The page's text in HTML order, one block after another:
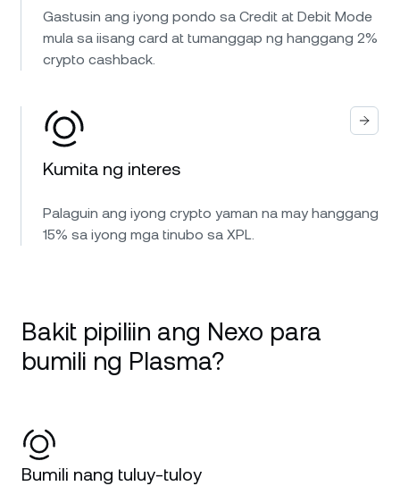
Gastusin ang iyong pondo sa Credit at Debit Mode
mula sa iisang card at tumanggap ng hanggang 2%
crypto cashback.
Kumita ng interes
Palaguin ang iyong crypto yaman na may hanggang
15% sa iyong mga tinubo sa XPL.
Bakit pipiliin ang Nexo para
bumili ng Plasma?
Bumili nang tuluy-tuloy